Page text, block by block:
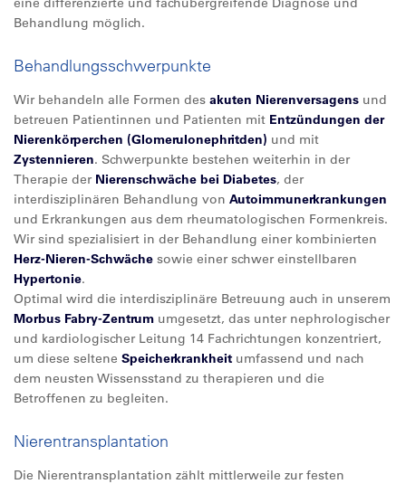
Behandlung möglich.
Behandlungsschwerpunkte
Wir behandeln alle Formen des akuten Nierenversagens und
betreuen Patientinnen und Patienten mit Entzündungen der
Nierenkörperchen (Glomerulonephritden) und mit
Zystennieren. Schwerpunkte bestehen weiterhin in der
Therapie der Nierenschwäche bei Diabetes, der
interdisziplinären Behandlung von Autoimmunerkrankungen
und Erkrankungen aus dem rheumatologischen Formenkreis.
Wir sind spezialisiert in der Behandlung einer kombinierten
Herz-Nieren-Schwäche sowie einer schwer einstellbaren
Hypertonie.
Optimal wird die interdisziplinäre Betreuung auch in unserem
Morbus Fabry-Zentrum umgesetzt, das unter nephrologischer
und kardiologischer Leitung 14 Fachrichtungen konzentriert,
um diese seltene Speicherkrankheitumfassend und nach
dem neusten Wissensstand zu therapieren und die
Betroffenen zu begleiten.
Nierentransplantation
Die Nierentransplantation zählt mittlerweile zur festen